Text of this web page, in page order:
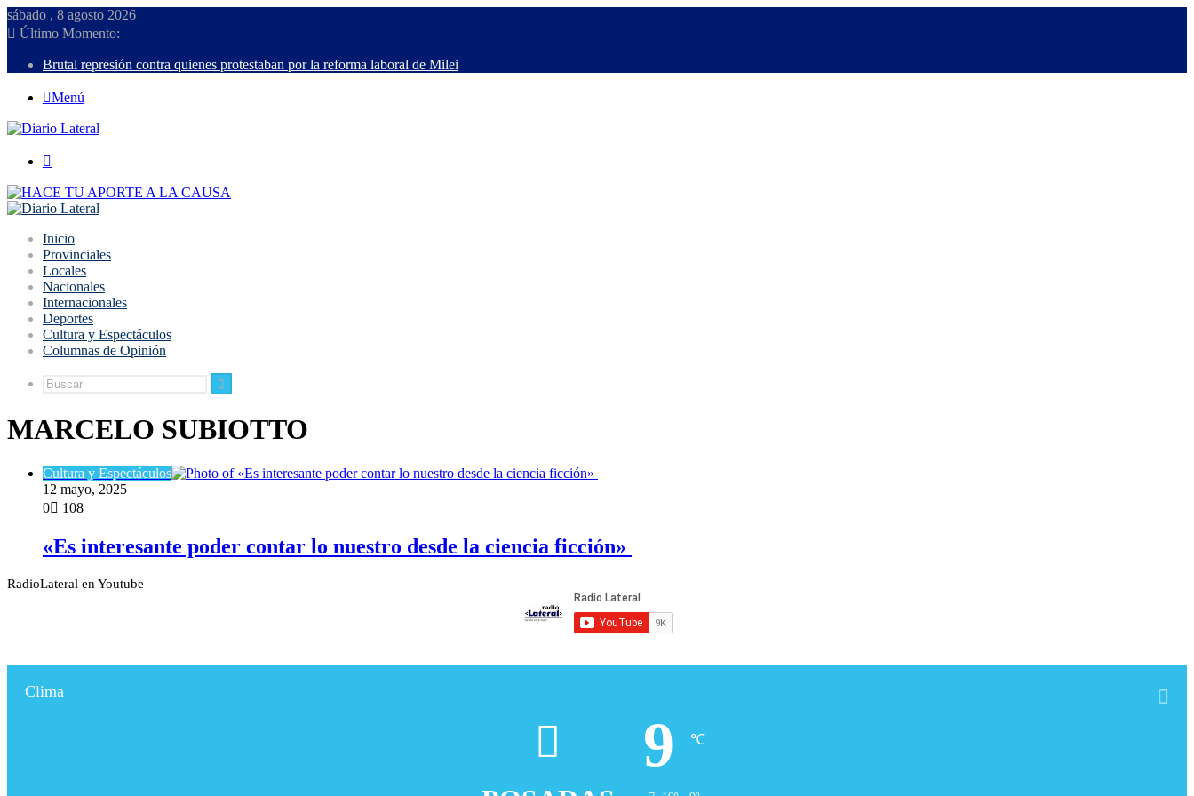
sábado , 8 agosto 2026
Último Momento:
Brutal represión contra quienes protestaban por la reforma laboral de Milei
Menú
Inicio
Provinciales
Locales
Nacionales
Internacionales
Deportes
Cultura y Espectáculos
Columnas de Opinión
Buscar
MARCELO SUBIOTTO
Cultura y Espectáculos
12 mayo, 2025
0
108
​«Es interesante poder contar lo nuestro desde la ciencia ficción»
RadioLateral en Youtube
Clima
9 ℃